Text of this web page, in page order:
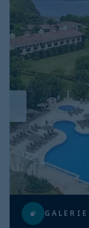
GALERIE